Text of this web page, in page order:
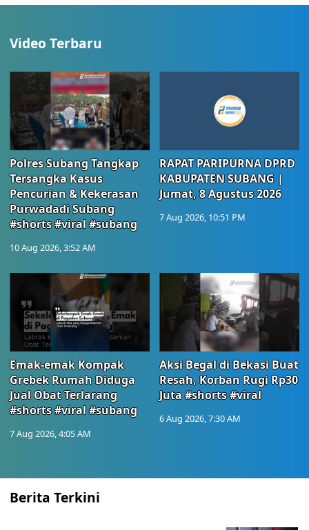
Video Terbaru
Polres Subang Tangkap
Tersangka Kasus
Pencurian & Kekerasan
Purwadadi Subang
#shorts #viral #subang
10 Aug 2026, 3:52 AM
RAPAT PARIPURNA DPRD
KABUPATEN SUBANG |
Jumat, 8 Agustus 2026
7 Aug 2026, 10:51 PM
Emak-emak Kompak
Grebek Rumah Diduga
Jual Obat Terlarang
#shorts #viral #subang
7 Aug 2026, 4:05 AM
Aksi Begal di Bekasi Buat
Resah, Korban Rugi Rp30
Juta #shorts #viral
6 Aug 2026, 7:30 AM
Berita Terkini